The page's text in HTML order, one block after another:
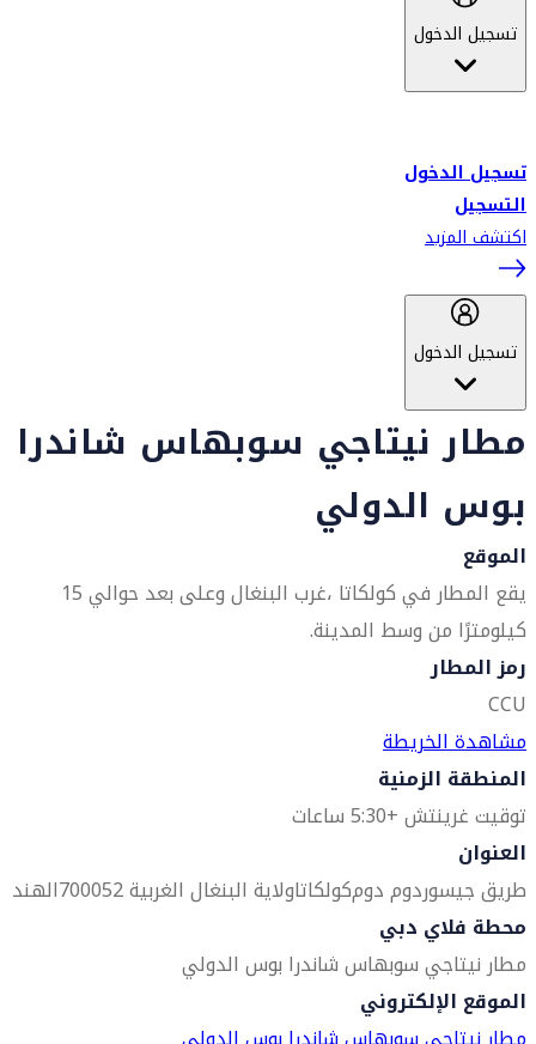
تسجيل الدخول
تسجيل الدخول
التسجيل
اكتشف المزيد
تسجيل الدخول
مطار نيتاجي سوبهاس شاندرا
بوس الدولي
الموقع
يقع المطار في كولكاتا ،غرب البنغال وعلى بعد حوالي 15
كيلومترًا من وسط المدينة.
رمز المطار
CCU
مشاهدة الخريطة
المنطقة الزمنية
توقيت غرينتش +5:30 ساعات
العنوان
طريق جيسوردوم دومكولكاتاولاية البنغال الغربية 700052
الهند
محطة فلاي دبي
مطار نيتاجي سوبهاس شاندرا بوس الدولي
الموقع الإلكتروني